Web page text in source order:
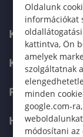
KARUNK
KÉPZÉSEK
Oldalunk
információkat
kattintva, Ön
amelyek
szolgáltatnak
minden
google.com-
módosítani az